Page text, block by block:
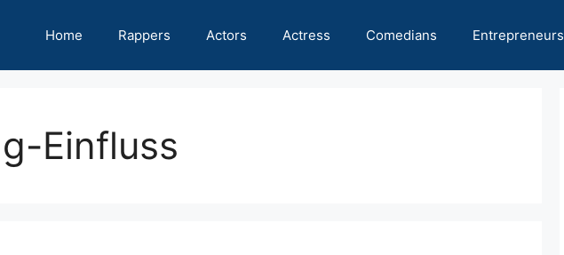
Home Rappers Actors Actress Comedians Entrepreneurs
Einfluss